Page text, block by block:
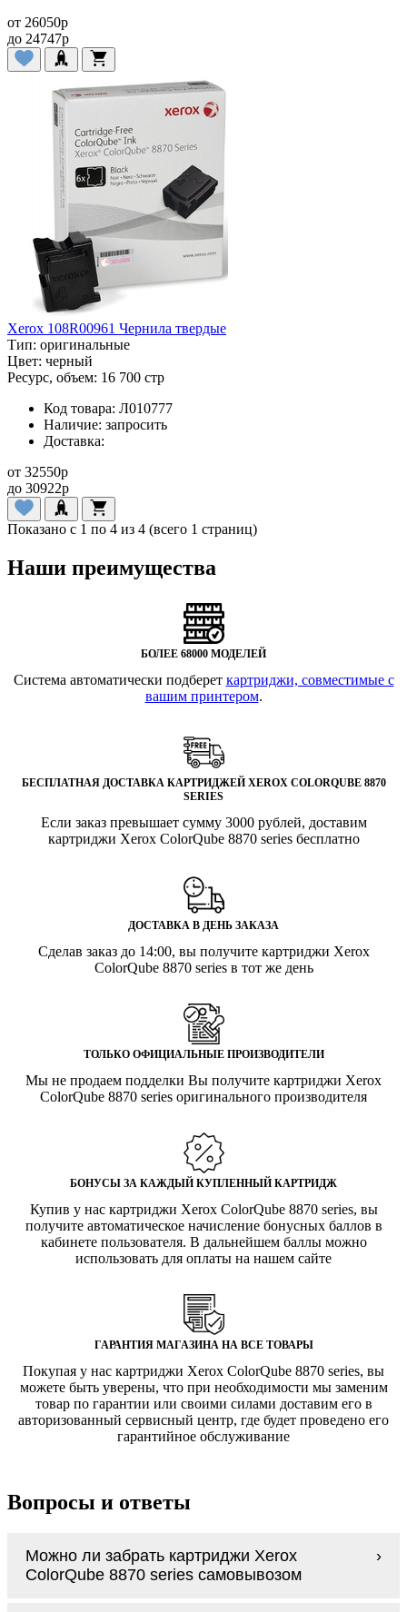
от 26050p
до 24747p
Xerox 108R00961 Чернила твердые
Тип: оригинальные
Цвет: черный
Ресурс, объем: 16 700 стр
Код товара: Л010777
Наличие: запросить
Доставка:
от 32550p
до 30922p
Показано с 1 по 4 из 4 (всего 1 страниц)
Наши преимущества
БОЛЕЕ 68000 МОДЕЛЕЙ
Система автоматически подберет картриджи, совместимые с
вашим принтером.
БЕСПЛАТНАЯ ДОСТАВКА КАРТРИДЖЕЙ XEROX COLORQUBE 8870
SERIES
Если заказ превышает сумму 3000 рублей, доставим
картриджи Xerox ColorQube 8870 series бесплатно
ДОСТАВКА В ДЕНЬ ЗАКАЗА
Сделав заказ до 14:00, вы получите картриджи Xerox
ColorQube 8870 series в тот же день
ТОЛЬКО ОФИЦИАЛЬНЫЕ ПРОИЗВОДИТЕЛИ
Мы не продаем подделки Вы получите картриджи Xerox
ColorQube 8870 series оригинального производителя
БОНУСЫ ЗА КАЖДЫЙ КУПЛЕННЫЙ КАРТРИДЖ
Купив у нас картриджи Xerox ColorQube 8870 series, вы
получите автоматическое начисление бонусных баллов в
кабинете пользователя. В дальнейшем баллы можно
использовать для оплаты на нашем сайте
ГАРАНТИЯ МАГАЗИНА НА ВСЕ ТОВАРЫ
Покупая у нас картриджи Xerox ColorQube 8870 series, вы
можете быть уверены, что при необходимости мы заменим
товар по гарантии или своими силами доставим его в
авторизованный сервисный центр, где будет проведено его
гарантийное обслуживание
Вопросы и ответы
Можно ли забрать картриджи Xerox
ColorQube 8870 series самовывозом